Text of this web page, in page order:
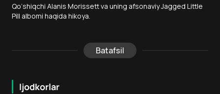
Qo‘shiqchi Alanis Morissett va uning afsonaviy Jagged Little
Pill albomi haqida hikoya.
Batafsil
Ijodkorlar